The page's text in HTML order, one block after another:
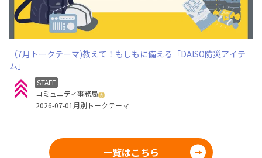
（7月トークテーマ)教えて！もしもに備える「DAISO防災アイテ
ム」
STAFF
コミュニティ事務局
2026-07-01 月別トークテーマ